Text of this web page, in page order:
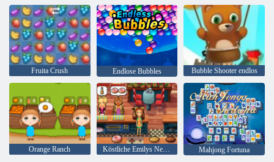
Fruita Crush Endlose Bubbles Bubble Shooter endlos
Orange Ranch Köstliche Emilys New Beginning
Mahjong Fortuna